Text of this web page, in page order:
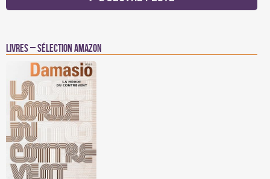
Livres – Sélection Amazon